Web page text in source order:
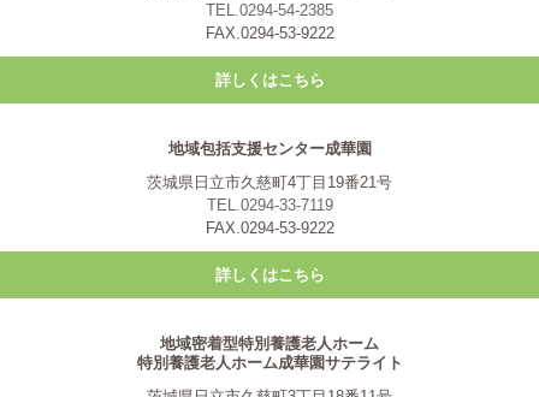
TEL.0294-54-2385
FAX.0294-53-9222
詳しくはこちら
地域包括支援センター成華園
茨城県日立市久慈町4丁目19番21号
TEL.0294-33-7119
FAX.0294-53-9222
詳しくはこちら
地域密着型特別養護老人ホーム
特別養護老人ホーム成華園サテライト